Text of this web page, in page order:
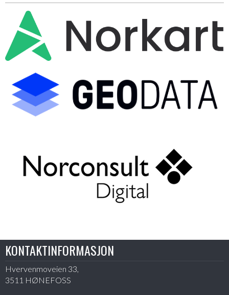
KONTAKTINFORMASJON
Hvervenmoveien 33,
3511 HØNEFOSS